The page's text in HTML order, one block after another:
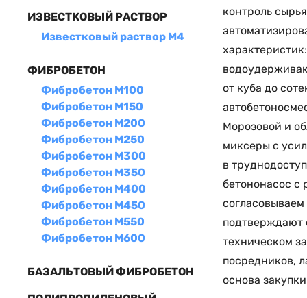
ИЗВЕСТКОВЫЙ РАСТВОР
Известковый раствор М4
ФИБРОБЕТОН
Фибробетон М100
Фибробетон М150
Фибробетон М200
Фибробетон М250
Фибробетон М300
Фибробетон М350
Фибробетон М400
Фибробетон М450
Фибробетон М550
Фибробетон М600
БАЗАЛЬТОВЫЙ ФИБРОБЕТОН
контроль
от куба до
Морозовой и
миксеры с
в
бетононасос с
подтверждают
техническом
посредников,
основа